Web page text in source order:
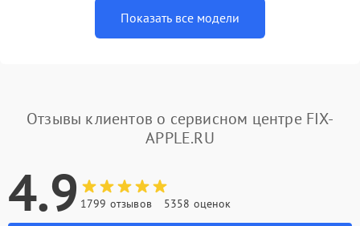
Показать все модели
Отзывы клиентов о сервисном центре FIX-
APPLE.RU
4.9 1799 отзывов 5358 оценок